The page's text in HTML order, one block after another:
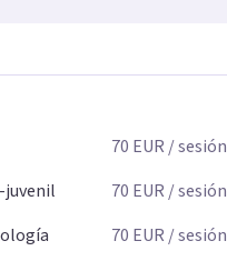
70 EUR / sesión
70 EUR / sesión
70 EUR / sesión